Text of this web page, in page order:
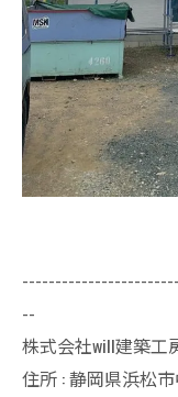
--
株式会社will建築工
住所 : 静岡県浜松